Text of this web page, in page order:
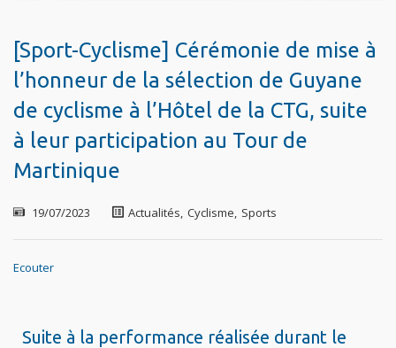
[Sport-Cyclisme] Cérémonie de mise à
l’honneur de la sélection de Guyane
de cyclisme à l’Hôtel de la CTG, suite
à leur participation au Tour de
Martinique
19/07/2023 Actualités Cyclisme Sports
Ecouter
Suite à la performance réalisée durant le